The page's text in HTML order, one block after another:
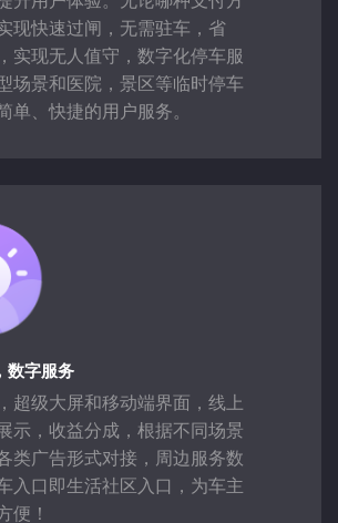
现快速过闸，无需驻车，省
实现无人值守，数字化停车服
场景和医院，景区等临时停车
单、快捷的用户服务。
数字服务
超级大屏和移动端界面，线上
示，收益分成，根据不同场景
类广告形式对接，周边服务数
入口即生活社区入口，为车主
便！